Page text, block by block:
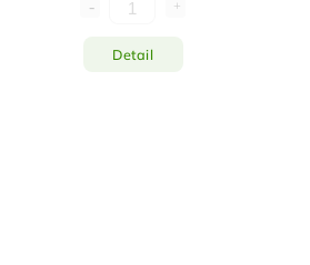
Detail